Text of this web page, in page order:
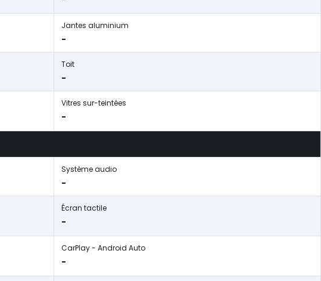
Jantes aluminium
-
Toit
-
Vitres sur-teintées
-
Système audio
-
Écran tactile
-
CarPlay - Android Auto
-